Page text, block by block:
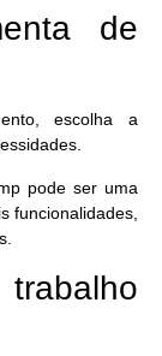
de
escolha a
pode ser uma
funcionalidades,